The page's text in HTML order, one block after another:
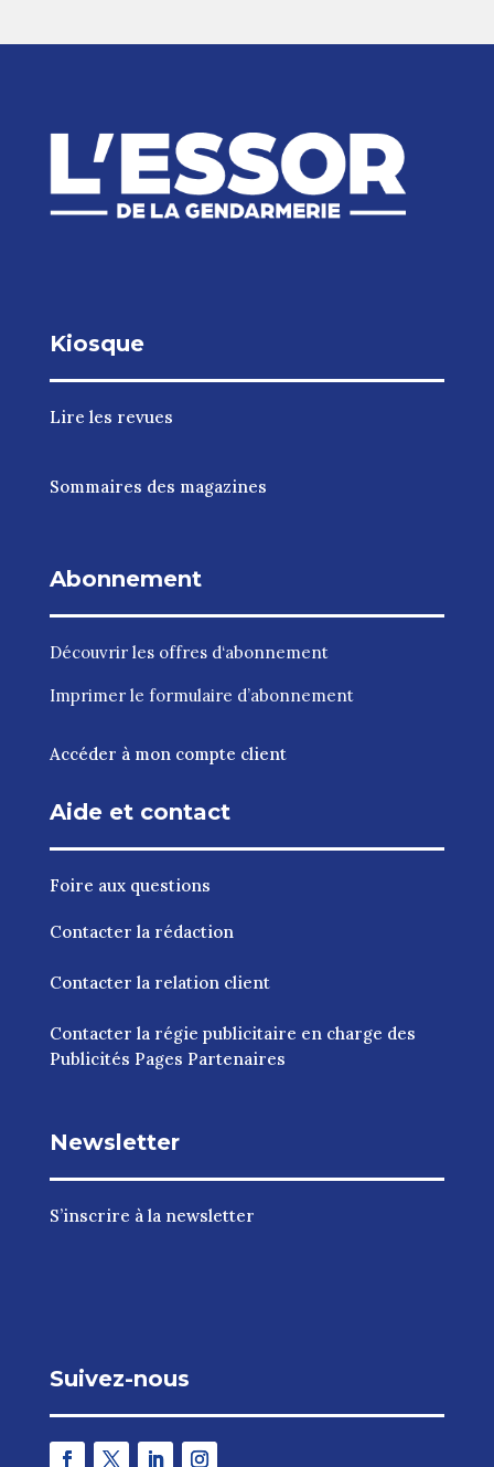
Kiosque
Lire les revues
Sommaires des magazines
Abonnement
Découvrir les offres d‘abonnement
Imprimer le formulaire d’abonnement
Accéder à mon compte client
Aide et contact
Foire aux questions
Contacter la rédaction
Contacter la relation client
Contacter la régie publicitaire en charge des
Publicités Pages Partenaires
Newsletter
S’inscrire à la newsletter
Suivez-nous